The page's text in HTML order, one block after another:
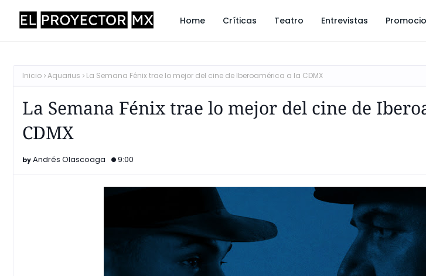
Home Críticas Teatro Entrevistas
Inicio Aquarius La Semana Fénix trae lo mejor del cine de Iberoamérica a la CDMX
La Semana Fénix trae lo mejor del cine de
CDMX
Andrés Olascoaga 9:00